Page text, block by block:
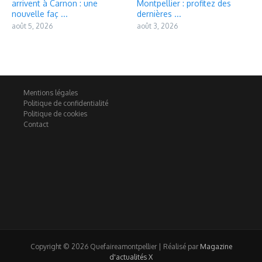
arrivent à Carnon : une
nouvelle faç ...
août 5, 2026
Montpellier : profitez des
dernières ...
août 3, 2026
Mentions légales
Politique de confidentialité
Politique de cookies
Contact
Copyright © 2026 Quefaireamontpellier | Réalisé par Magazine
d'actualités X